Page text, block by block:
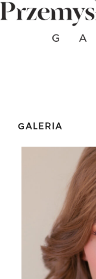
Skip
to
GALERIA